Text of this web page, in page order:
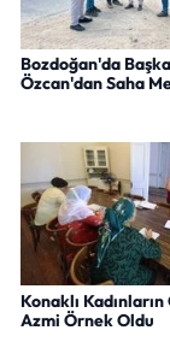
Bozdoğan'da
Özcan'dan Saha
Konaklı
Azmi Örnek Oldu